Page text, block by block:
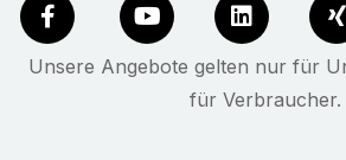
Unsere Angebote gelten nur für
für Verbraucher.